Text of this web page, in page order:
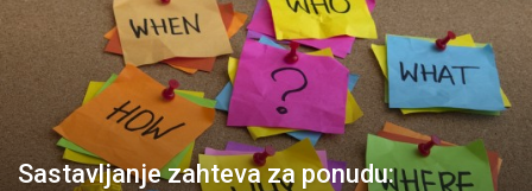
Sastavljanje zahteva za ponudu: